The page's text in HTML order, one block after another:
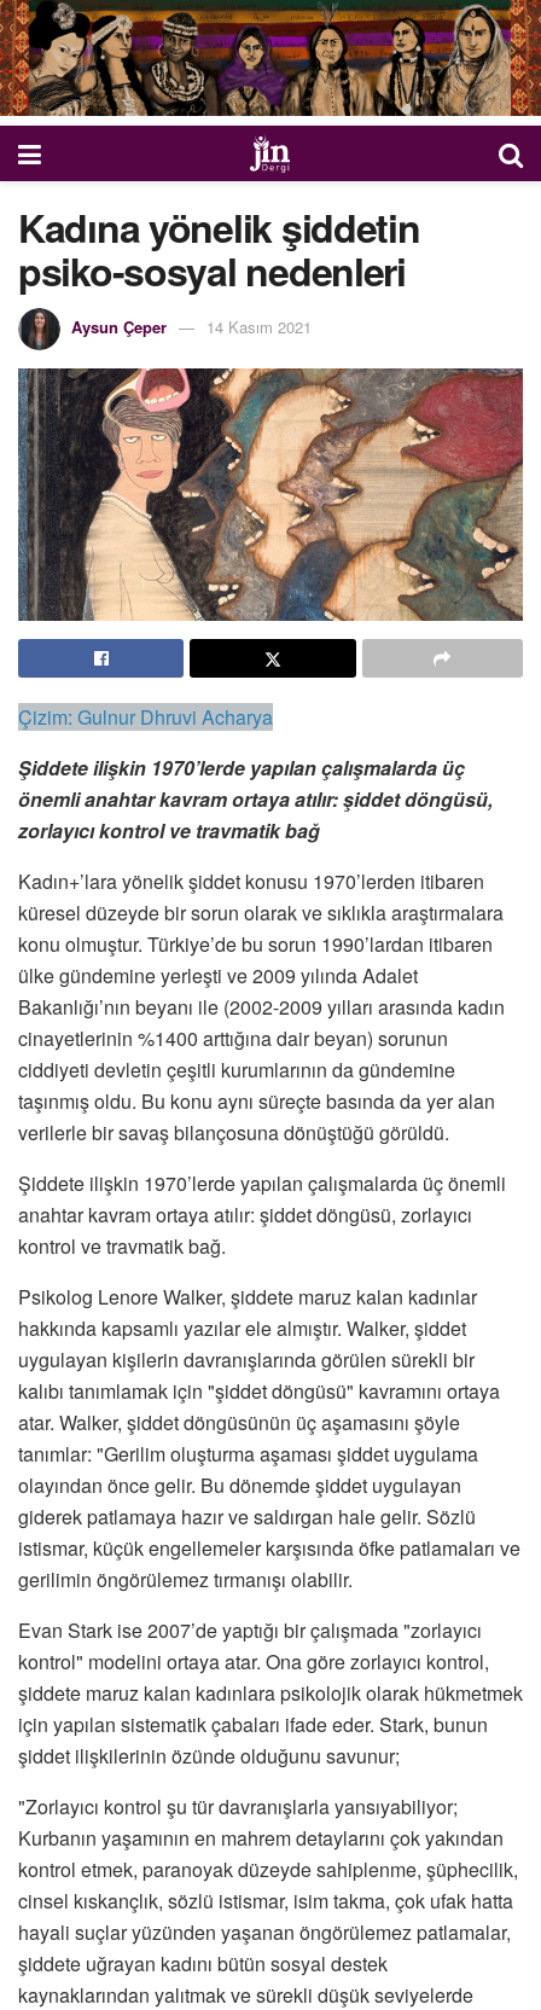
Kadına yönelik şiddetin
psiko-sosyal nedenleri
Aysun Çeper 14 Kasım 2021
Çizim: Gulnur Dhruvi Acharya
Şiddete ilişkin 1970’lerde yapılan çalışmalarda üç
önemli anahtar kavram ortaya atılır: şiddet döngüsü,
zorlayıcı kontrol ve travmatik bağ
Kadın+’lara yönelik şiddet konusu 1970’lerden itibaren
küresel düzeyde bir sorun olarak ve sıklıkla araştırmalara
konu olmuştur. Türkiye’de bu sorun 1990’lardan itibaren
ülke gündemine yerleşti ve 2009 yılında Adalet
Bakanlığı’nın beyanı ile (2002-2009 yılları arasında kadın
cinayetlerinin %1400 arttığına dair beyan) sorunun
ciddiyeti devletin çeşitli kurumlarının da gündemine
taşınmış oldu. Bu konu aynı süreçte basında da yer alan
verilerle bir savaş bilançosuna dönüştüğü görüldü.
Şiddete ilişkin 1970’lerde yapılan çalışmalarda üç önemli
anahtar kavram ortaya atılır: şiddet döngüsü, zorlayıcı
kontrol ve travmatik bağ.
Psikolog Lenore Walker, şiddete maruz kalan kadınlar
hakkında kapsamlı yazılar ele almıştır. Walker, şiddet
uygulayan kişilerin davranışlarında görülen sürekli bir
kalıbı tanımlamak için "şiddet döngüsü" kavramını ortaya
atar. Walker, şiddet döngüsünün üç aşamasını şöyle
tanımlar: "Gerilim oluşturma aşaması şiddet uygulama
olayından önce gelir. Bu dönemde şiddet uygulayan
giderek patlamaya hazır ve saldırgan hale gelir. Sözlü
istismar, küçük engellemeler karşısında öfke patlamaları ve
gerilimin öngörülemez tırmanışı olabilir.
Evan Stark ise 2007’de yaptığı bir çalışmada "zorlayıcı
kontrol" modelini ortaya atar. Ona göre zorlayıcı kontrol,
şiddete maruz kalan kadınlara psikolojik olarak hükmetmek
için yapılan sistematik çabaları ifade eder. Stark, bunun
şiddet ilişkilerinin özünde olduğunu savunur;
"Zorlayıcı kontrol şu tür davranışlarla yansıyabiliyor;
Kurbanın yaşamının en mahrem detaylarını çok yakından
kontrol etmek, paranoyak düzeyde sahiplenme, şüphecilik,
cinsel kıskançlık, sözlü istismar, isim takma, çok ufak hatta
hayali suçlar yüzünden yaşanan öngörülemez patlamalar,
şiddete uğrayan kadını bütün sosyal destek
kaynaklarından yalıtmak ve sürekli düşük seviyelerde